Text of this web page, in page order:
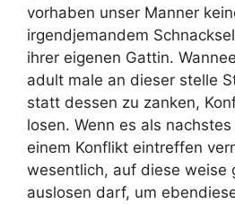
vorhaben unser Manner
irgendjemandem
ihrer eigenen Gattin.
adult male an dieser stelle
statt dessen zu zanken,
losen. Wenn es als
einem Konflikt eintreffen
wesentlich, auf diese weise
auslosen darf, um